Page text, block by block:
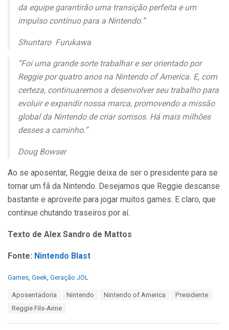
da equipe garantirão uma transição perfeita e um
impulso contínuo para a Nintendo.”
Shuntaro Furukawa
“Foi uma grande sorte trabalhar e ser orientado por
Reggie por quatro anos na Nintendo of America. E, com
certeza, continuaremos a desenvolver seu trabalho para
evoluir e expandir nossa marca, promovendo a missão
global da Nintendo de criar sorrisos. Há mais milhões
desses a caminho.”
Doug Bowser
Ao se aposentar, Reggie deixa de ser o presidente para se
tornar um fã da Nintendo. Desejamos que Reggie descanse
bastante e aproveite para jogar muitos games. E claro, que
continue chutando traseiros por aí.
Texto de Alex Sandro de Mattos
Fonte: Nintendo Blast
C
Games, Geek, Geração JOL
Aposentadoria Nintendo Nintendo of America
Presidente
Reggie Fils-Aime